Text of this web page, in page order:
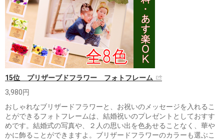
15位 プリザーブドフラワー フォトフレーム
3,980円
おしゃれなブリザードフラワーと、お祝いのメッセージを入れるこ
とができるフォトフレームは、結婚祝いのプレゼントとしておすす
めです。結婚式の写真や、２人の思い出を色あせることなく、華や
かに飾ることができますよ。ブリザードフラワーのカラーも選ぶこ